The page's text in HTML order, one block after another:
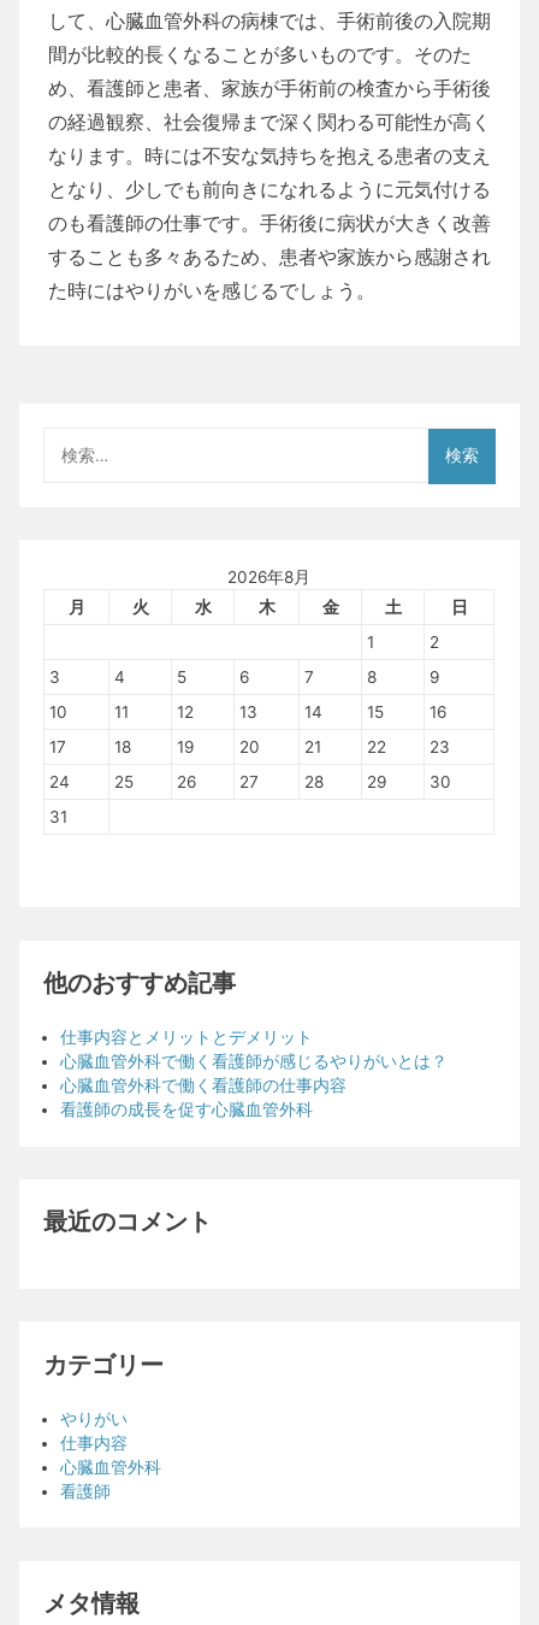
して、心臓血管外科の病棟では、手術前後の入院期
間が比較的長くなることが多いものです。そのた
め、看護師と患者、家族が手術前の検査から手術後
の経過観察、社会復帰まで深く関わる可能性が高く
なります。時には不安な気持ちを抱える患者の支え
となり、少しでも前向きになれるように元気付ける
のも看護師の仕事です。手術後に病状が大きく改善
することも多々あるため、患者や家族から感謝され
た時にはやりがいを感じるでしょう。
索:
2026年8月
月
火 水 木 金 土
日
1
2
3
4 5 6 7 8
9
10
11 12 13 14 15
16
17
18 19 20 21 22
23
24
25 26 27 28 29
30
31
他のおすすめ記事
仕事内容とメリットとデメリット
心臓血管外科で働く看護師が感じるやりがいとは？
心臓血管外科で働く看護師の仕事内容
看護師の成長を促す心臓血管外科
最近のコメント
カテゴリー
やりがい
仕事内容
心臓血管外科
看護師
メタ情報